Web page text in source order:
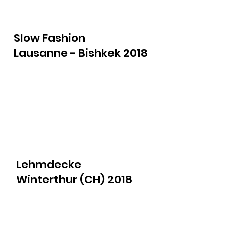
Slow Fashion
Lausanne - Bishkek 2018
Lehmdecke
Winterthur (CH) 2018